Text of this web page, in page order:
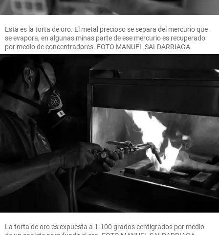
Esta es la torta de oro. El metal precioso se separa del mercurio que
se evapora, en algunas minas parte de ese mercurio es recuperado
por medio de concentradores. FOTO MANUEL SALDARRIAGA
La torta de oro es expuesta a 1.100 grados centígrados por medio